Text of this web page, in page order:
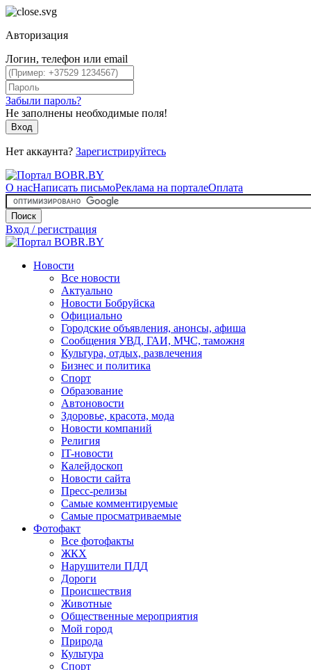
Авторизация
Логин, телефон или email
Забыли пароль?
Не заполнены необходимые поля!
Вход
Нет аккаунта? Зарегистрируйтесь
О насНаписать письмоРеклама на порталеОплата
Поиск
Вход / регистрация
Новости
Все новости
Актуально
Новости Бобруйска
Официально
Городские объявления, анонсы, афиша
Сообщения УВД, ГАИ, МЧС, таможня
Культура, отдых, развлечения
Бизнес и политика
Спорт
Образование
Автоновости
Здоровье, красота, мода
Новости компаний
Религия
IT-новости
Калейдоскоп
Новости сайта
Пресс-релизы
Самые комментируемые
Самые просматриваемые
Фотофакт
Все фотофакты
ЖКХ
Нарушители ПДД
Дороги
Происшествия
Животные
Общественные мероприятия
Мой город
Природа
Культура
Спорт